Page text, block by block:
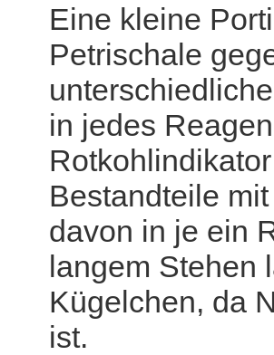
Eine kleine
Petrischale
in jedes
Bestandteile
davon in je ein
langem Stehen
Kügelchen, da
ist.